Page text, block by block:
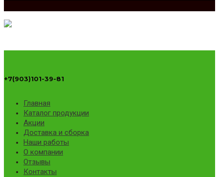
+7(903)101-39-81
Главная
Каталог продукции
Акции
Доставка и сборка
Наши работы
О компании
Отзывы
Контакты